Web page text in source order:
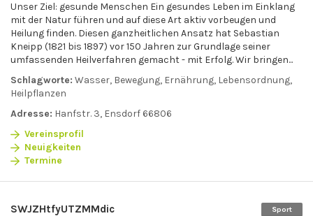
Unser Ziel: gesunde Menschen Ein gesundes Leben im Einklang
mit der Natur führen und auf diese Art aktiv vorbeugen und
Heilung finden. Diesen ganzheitlichen Ansatz hat Sebastian
Kneipp (1821 bis 1897) vor 150 Jahren zur Grundlage seiner
umfassenden Heilverfahren gemacht - mit Erfolg. Wir bringen...
Schlagworte: Wasser, Bewegung, Ernährung, Lebensordnung,
Heilpflanzen
Adresse: Hanfstr. 3, Ensdorf 66806
Vereinsprofil
Neuigkeiten
Termine
Sport
SWJZHtfyUTZMMdic